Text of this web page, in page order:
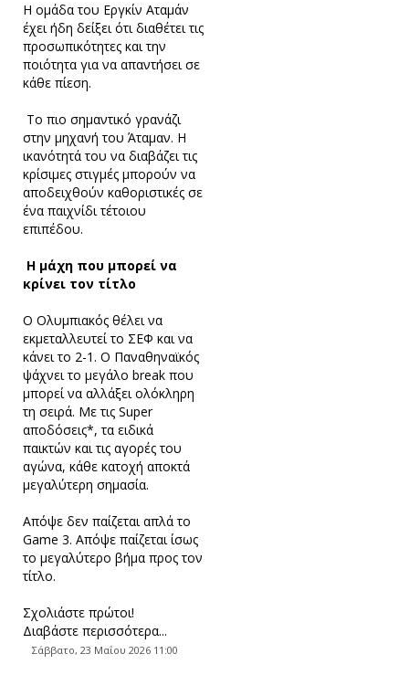
Η ομάδα του Εργκίν Αταμάν
έχει ήδη δείξει ότι διαθέτει τις
προσωπικότητες και την
ποιότητα για να απαντήσει σε
κάθε πίεση.
Το πιο σημαντικό γρανάζι
στην μηχανή του Άταμαν. Η
ικανότητά του να διαβάζει τις
κρίσιμες στιγμές μπορούν να
αποδειχθούν καθοριστικές σε
ένα παιχνίδι τέτοιου
επιπέδου.
Η μάχη που μπορεί να
κρίνει τον τίτλο
Ο Ολυμπιακός θέλει να
εκμεταλλευτεί το ΣΕΦ και να
κάνει το 2-1. Ο Παναθηναϊκός
ψάχνει το μεγάλο break που
μπορεί να αλλάξει ολόκληρη
τη σειρά. Με τις Super
αποδόσεις*, τα ειδικά
παικτών και τις αγορές του
αγώνα, κάθε κατοχή αποκτά
μεγαλύτερη σημασία.
Απόψε δεν παίζεται απλά το
Game 3. Απόψε παίζεται ίσως
το μεγαλύτερο βήμα προς τον
τίτλο.
Σχολιάστε πρώτοι!
Διαβάστε περισσότερα...
Σάββατο, 23 Μαΐου 2026 11:00